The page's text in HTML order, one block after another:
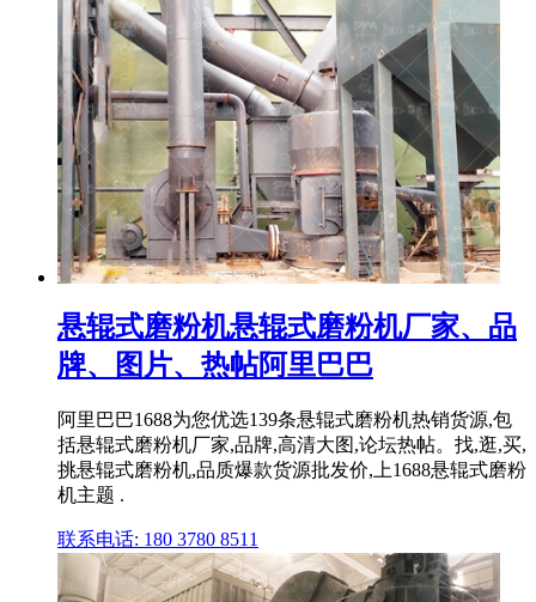
悬辊式磨粉机悬辊式磨粉机厂家、品
牌、图片、热帖阿里巴巴
阿里巴巴1688为您优选139条悬辊式磨粉机热销货源,包
括悬辊式磨粉机厂家,品牌,高清大图,论坛热帖。找,逛,买,
挑悬辊式磨粉机,品质爆款货源批发价,上1688悬辊式磨粉
机主题 .
联系电话: 180 3780 8511